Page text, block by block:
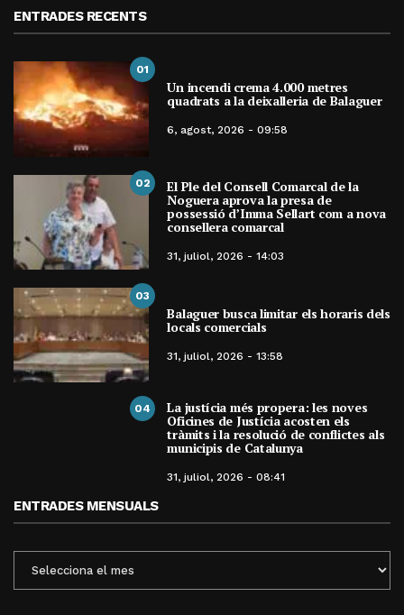
ENTRADES RECENTS
01
Un incendi crema 4.000 metres
quadrats a la deixalleria de Balaguer
6, agost, 2026 - 09:58
02 El Ple del Consell Comarcal de la
Noguera aprova la presa de
possessió d’Imma Sellart com a nova
consellera comarcal
31, juliol, 2026 - 14:03
03
Balaguer busca limitar els horaris dels
locals comercials
31, juliol, 2026 - 13:58
04 La justícia més propera: les noves
Oficines de Justícia acosten els
tràmits i la resolució de conflictes als
municipis de Catalunya
31, juliol, 2026 - 08:41
ENTRADES MENSUALS
MENSUALS